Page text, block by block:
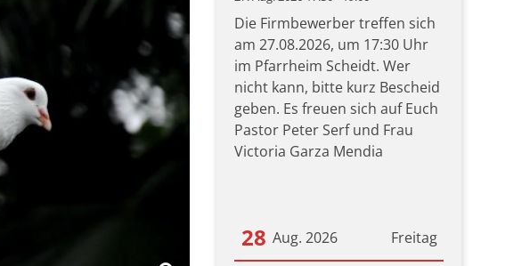
Die Firmbewerber treffen sich
am 27.08.2026, um 17:30 Uhr
im Pfarrheim Scheidt. Wer
nicht kann, bitte kurz Bescheid
geben. Es freuen sich auf Euch
Pastor Peter Serf und Frau
Victoria Garza Mendia
Freitag
28 Aug. 2026